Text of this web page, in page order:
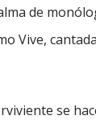
de
Vive,
se